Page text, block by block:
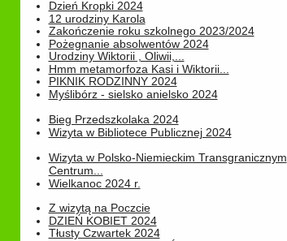
Dzień Kropki 2024
12 urodziny Karola
Zakończenie roku szkolnego 2023/2024
Pożegnanie absolwentów 2024
Urodziny Wiktorii , Oliwii,...
Hmm metamorfoza Kasi i Wiktorii...
PIKNIK RODZINNY 2024
Myślibórz - sielsko anielsko 2024
Bieg Przedszkolaka 2024
Wizyta w Bibliotece Publicznej 2024
Wizyta w Polsko-Niemieckim Transgranicznym
Centrum...
Wielkanoc 2024 r.
Z wizytą na Poczcie
DZIEŃ KOBIET 2024
Tłusty Czwartek 2024